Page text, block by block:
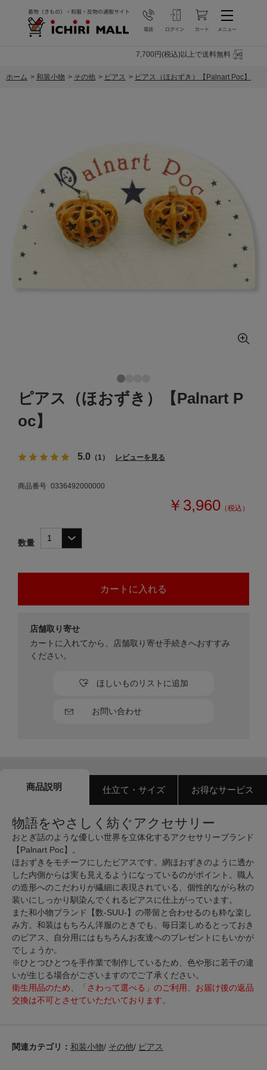
7,700円(税込)以上で送料無料
ホーム > 和装小物 > その他 > ピアス > ピアス（ほおずき）【Palnart Poc】
ピアス（ほおずき）【Palnart P
oc】
5.0 （1） レビューを見る
商品番号 0336492000000
￥3,960 （税込）
数量
お問い合わせ
ほしいものリストに追加
店舗取り寄せ
カートに入れてから、店舗取り寄せ手続きへおすすみ
ください。
商品説明 仕立て・サイズ お得なサービス
物語をやさしく紡ぐアクセサリー
おとぎ話のような優しい世界を立体化するアクセサリーブランド
【Palnart Poc】。
ほおずきをモチーフにしたピアスです。網ほおずきのように透か
した内側からは実も見えるようになっているのがポイント。職人
の造形へのこだわりが繊細に表現されている、個性的ながら秋の
装いにしっかり馴染んでくれるピアスに仕上がっています。
また和小物ブランド【数-SUU-】の帯留と合わせるのも粋な楽し
み方。和装はもちろん洋服のときでも、毎日楽しめるとっておき
のピアス、自分用にはもちろんお友達へのプレゼントにもいかが
でしょうか。
※ひとつひとつを手作業で制作しているため、色や形に若干の違
いが生じる場合がございますのでご了承ください。
衛生用品のため、「さわって選べる」のご利用、お届け後の返品
交換は不可とさせていただいております。
関連カテゴリ： 和装小物/ その他/ ピアス